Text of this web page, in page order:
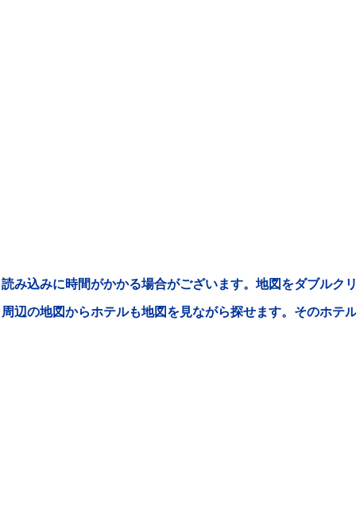
読み込みに時間がかかる場合がございます。地図をダブルク
周辺の地図からホテルも地図を見ながら探せます。そのホテ